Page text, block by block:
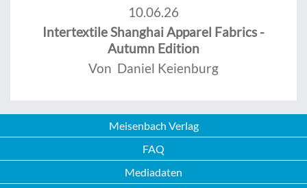
10.06.26
Intertextile Shanghai Apparel Fabrics -
Autumn Edition
Von Daniel Keienburg
Meisenbach Verlag
FAQ
Mediadaten